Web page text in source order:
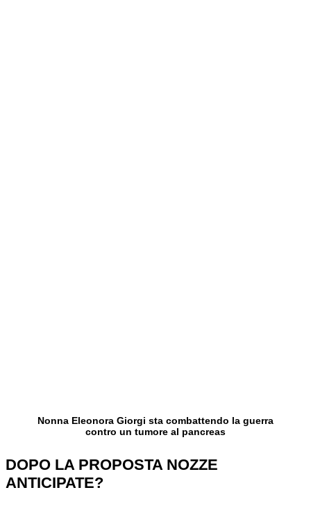
Nonna Eleonora Giorgi sta combattendo la guerra
contro un tumore al pancreas
DOPO LA PROPOSTA NOZZE
ANTICIPATE?